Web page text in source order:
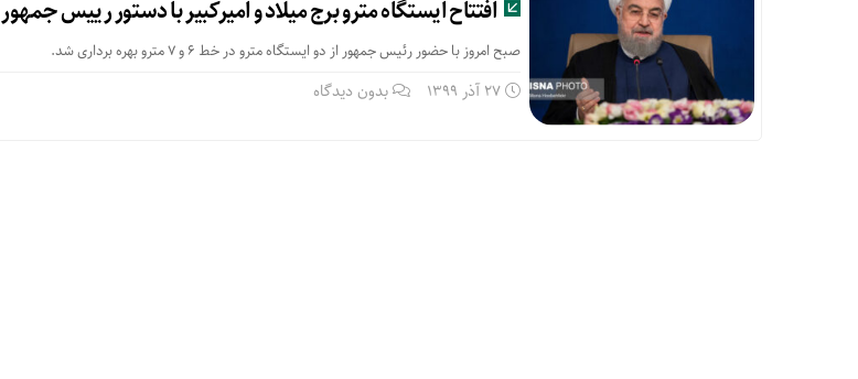
افتتاح ایستگاه مترو برج میلاد و امیرکبیر با دستور رییس جمهور
صبح امروز با حضور رئیس جمهور از دو ایستگاه مترو در خط ۶ و ۷ مترو بهره برداری شد.
27 آذر 1399 بدون دیدگاه